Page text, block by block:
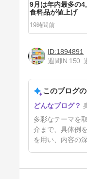
9月は年内最多の
食料品が値上げ
19時間前
お墓掃除も命がけ
5日前
1894891
週間IN:150
このブログ
多彩なテーマを
介まで、具体例
を用い、内容の